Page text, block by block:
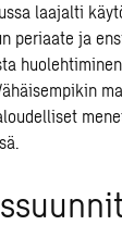
laajalti
periaate ja